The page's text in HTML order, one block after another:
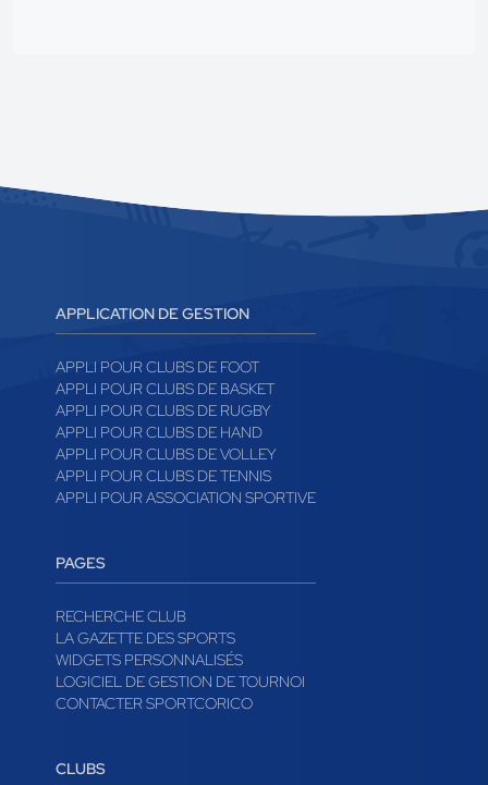
APPLICATION DE GESTION
APPLI POUR CLUBS DE FOOT
APPLI POUR CLUBS DE BASKET
APPLI POUR CLUBS DE RUGBY
APPLI POUR CLUBS DE HAND
APPLI POUR CLUBS DE VOLLEY
APPLI POUR CLUBS DE TENNIS
APPLI POUR ASSOCIATION SPORTIVE
PAGES
RECHERCHE CLUB
LA GAZETTE DES SPORTS
WIDGETS PERSONNALISÉS
LOGICIEL DE GESTION DE TOURNOI
CONTACTER SPORTCORICO
CLUBS